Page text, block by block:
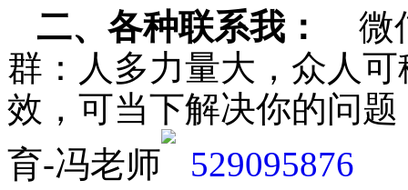
二、各种联系我：
微
群：人多力量大，众人可
效，可当下解决你的问题
育-冯老师